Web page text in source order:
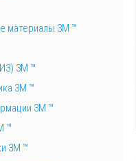
материалы 3М ™
3M ™
3М ™
3М ™
™
3М ™